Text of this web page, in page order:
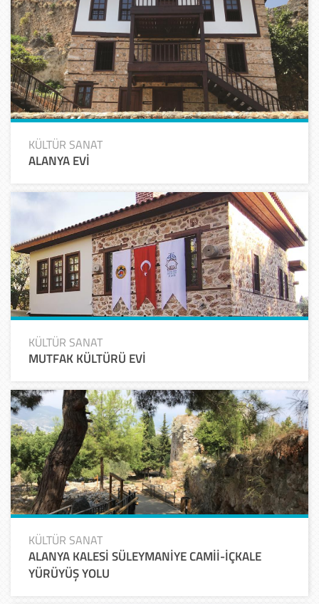
KÜLTÜR SANAT
ALANYA EVİ
KÜLTÜR SANAT
MUTFAK KÜLTÜRÜ EVİ
KÜLTÜR SANAT
ALANYA KALESİ SÜLEYMANİYE CAMİİ-İÇKALE
YÜRÜYÜŞ YOLU